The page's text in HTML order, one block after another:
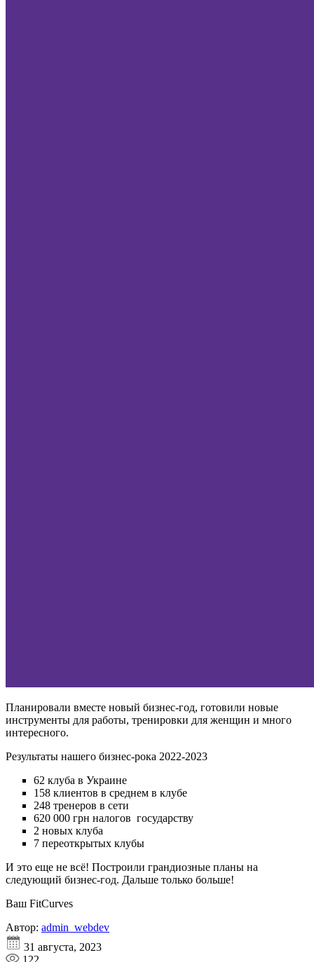
Планировали вместе новый бизнес-год, готовили новые
инструменты для работы, тренировки для женщин и много
интересного.
Результаты нашего бизнес-рока 2022-2023
62 клуба в Украине
158 клиентов в среднем в клубе
248 тренеров в сети
620 000 грн налогов государству
2 новых клуба
7 переоткрытых клубы
И это еще не всё! Построили грандиозные планы на
следующий бизнес-год. Дальше только больше!
Ваш FitCurves
Автор: admin_webdev
31 августа, 2023
122